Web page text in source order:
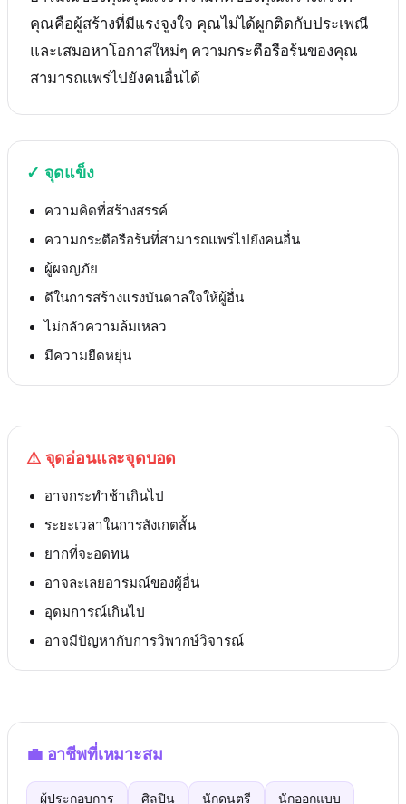
คุณคือผู้สร้างที่มีแรงจูงใจ คุณไม่ได้ผูกติดกับประเพณี
และเสมอหาโอกาสใหม่ๆ ความกระตือรือร้นของคุณ
สามารถแพร่ไปยังคนอื่นได้
✓ จุดแข็ง
ความคิดที่สร้างสรรค์
ความกระตือรือร้นที่สามารถแพร่ไปยังคนอื่น
ผู้ผจญภัย
ดีในการสร้างแรงบันดาลใจให้ผู้อื่น
ไม่กลัวความล้มเหลว
มีความยืดหยุ่น
⚠ จุดอ่อนและจุดบอด
อาจกระทำช้าเกินไป
ระยะเวลาในการสังเกตสั้น
ยากที่จะอดทน
อาจละเลยอารมณ์ของผู้อื่น
อุดมการณ์เกินไป
อาจมีปัญหากับการวิพากษ์วิจารณ์
💼 อาชีพที่เหมาะสม
ผู้ประกอบการ ศิลปิน นักดนตรี นักออกแบบ